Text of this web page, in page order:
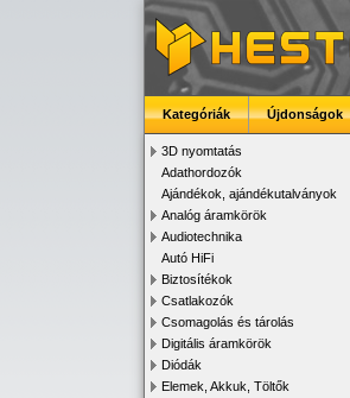
Kategóriák Újdonságok
3D nyomtatás
Adathordozók
Ajándékok, ajándékutalványok
Analóg áramkörök
Audiotechnika
Autó HiFi
Biztosítékok
Csatlakozók
Csomagolás és tárolás
Digitális áramkörök
Diódák
Elemek, Akkuk, Töltők